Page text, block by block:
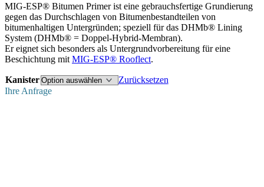
MIG-ESP® Bitumen Primer ist eine gebrauchsfertige Grundierung
gegen das Durchschlagen von Bitumenbestandteilen von
bitumenhaltigen Untergründen; speziell für das DHMb® Lining
System (DHMb® = Doppel-Hybrid-Membran).
Er eignet sich besonders als Untergrundvorbereitung für eine
Beschichtung mit MIG-ESP® Rooflect.
Kanister
Zurücksetzen
Ihre Anfrage